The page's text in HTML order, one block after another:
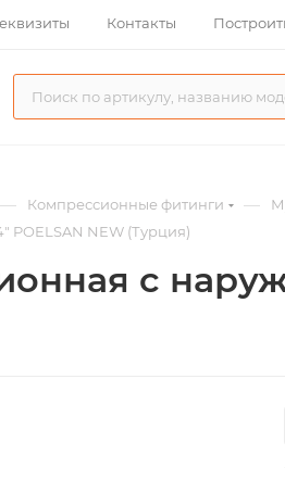
Контакты
— Компрессионные фитинги —
NEW (Турция)
с